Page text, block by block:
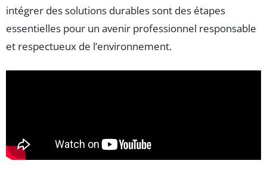
intégrer des solutions durables sont des étapes
essentielles pour un avenir professionnel responsable
et respectueux de l’environnement.